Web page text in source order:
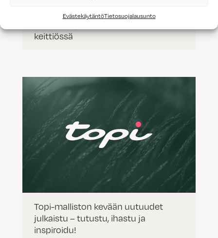
EvästekäytäntöTietosuojalausunto
keittiössä
Topi-malliston kevään uutuudet
julkaistu – tutustu, ihastu ja
inspiroidu!